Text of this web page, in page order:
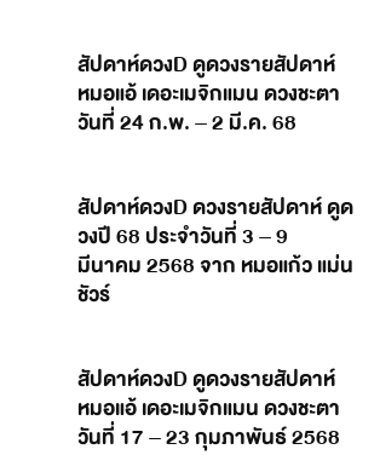
สัปดาห์ดวงD ดูดวงรายสัปดาห์
หมอแอ้ เดอะเมจิกแมน ดวงชะตา
วันที่ 24 ก.พ. – 2 มี.ค. 68
สัปดาห์ดวงD ดวงรายสัปดาห์ ดูด
วงปี 68 ประจำวันที่ 3 – 9
มีนาคม 2568 จาก หมอแก้ว แม่น
ชัวร์
สัปดาห์ดวงD ดูดวงรายสัปดาห์
หมอแอ้ เดอะเมจิกแมน ดวงชะตา
วันที่ 17 – 23 กุมภาพันธ์ 2568